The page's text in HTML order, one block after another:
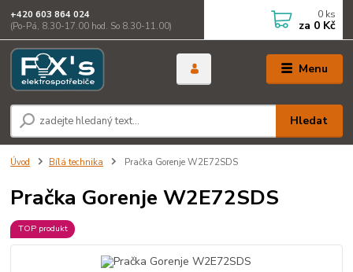
Menu
Hledat
+420 603 864 024
(Po-Pá, 8.30-17.00 hod. So 8.30-11.00)
0 ks
za 0 Kč
Úvod Bílá technika Pračka Gorenje W2E72SDS
Pračka Gorenje W2E72SDS
TOP produkt